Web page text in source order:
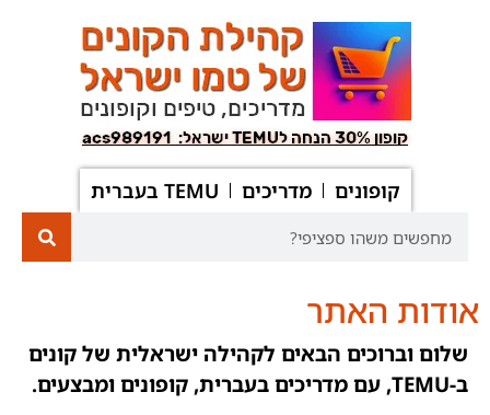
קופונים מדריכים TEMU בעברית
אודות האתר
שלום וברוכים הבאים לקהילה ישראלית של קונים
ב-TEMU, עם מדריכים בעברית, קופונים ומבצעים.